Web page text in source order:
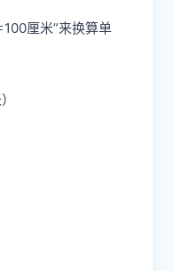
厘米”来换算单